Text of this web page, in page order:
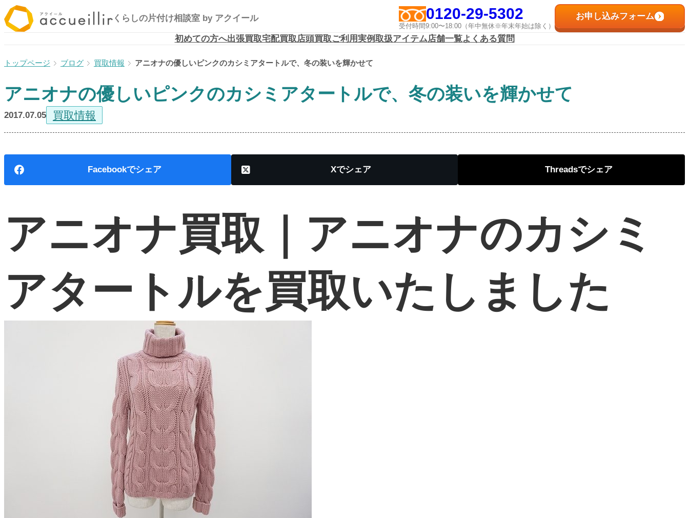
内
容
キ
プ
くらしの片付け相談室 by アクイール 0120-29-5302
受付時間9:00〜18:00（年中無休※年末年始は除く）
お申し込みフォーム
初めての方へ出張買取宅配買取店頭買取ご利用実例取扱アイテム店舗一覧よくある質問
ブログ 買取情報 アニオナの優しいピンクのカシミアタートルで、冬の装いを輝かせて
アニオナの優しいピンクのカシミアタートルで、冬の装いを輝かせて
2017.07.05 買取情報
Facebook X Threads
アニオナ買取｜アニオナのカシミ
アタートルを買取いたしました